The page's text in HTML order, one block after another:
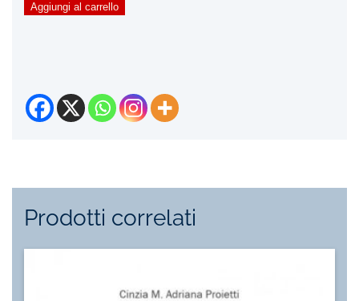
gola
Aggiungi al carrello
Prodotti correlati